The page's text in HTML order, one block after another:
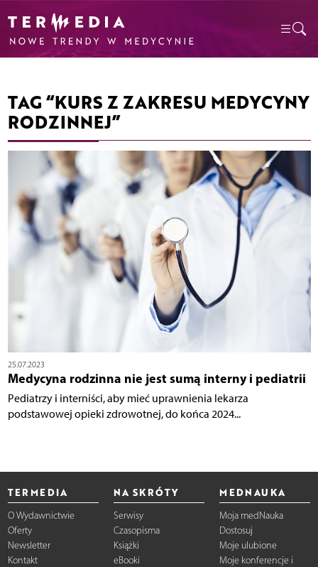
TAG “KURS Z ZAKRESU MEDYCYNY
RODZINNEJ”
25.07.2023
Medycyna rodzinna nie jest sumą interny i pediatrii
Pediatrzy i interniści, aby mieć uprawnienia lekarza
podstawowej opieki zdrowotnej, do końca 2024...
TERMEDIA
O Wydawnictwie
Oferty
Newsletter
Kontakt
NA SKRÓTY
Serwisy
Czasopisma
Książki
eBooki
MEDNAUKA
Moja medNauka
Dostosuj
Moje ulubione
Moje konferencje i